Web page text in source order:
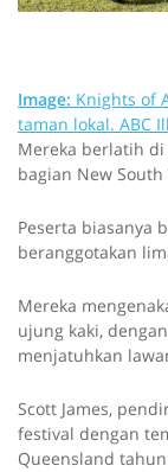
Image: Knights of
taman lokal. ABC
Mereka berlatih di
bagian New South
Peserta biasanya
beranggotakan
Mereka
ujung kaki,
menjatuhkan
Scott James,
festival dengan
Queensland